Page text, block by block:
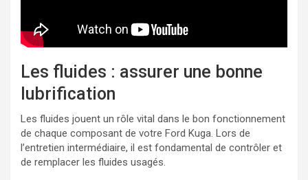
Les fluides : assurer une bonne
lubrification
Les fluides jouent un rôle vital dans le bon fonctionnement
de chaque composant de votre Ford Kuga. Lors de
l’entretien intermédiaire, il est fondamental de contrôler et
de remplacer les fluides usagés.